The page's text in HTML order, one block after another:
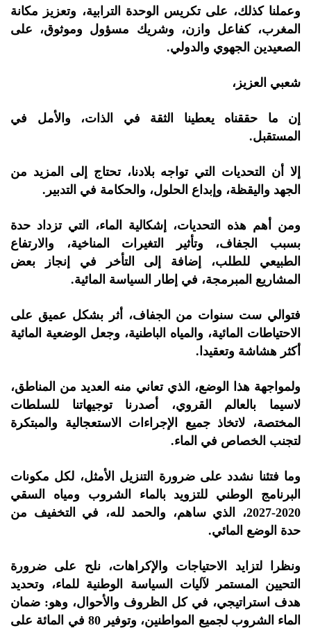
وعملنا كذلك، على تكريس الوحدة الترابية، وتعزيز مكانة
المغرب، كفاعل وازن، وشريك مسؤول وموثوق، على
الصعيدين الجهوي والدولي.
شعبي العزيز،
إن ما حققناه يعطينا الثقة في الذات، والأمل في
المستقبل.
إلا أن التحديات التي تواجه بلادنا، تحتاج إلى المزيد من
الجهد واليقظة، وإبداع الحلول، والحكامة في التدبير.
ومن أهم هذه التحديات، إشكالية الماء، التي تزداد حدة
بسبب الجفاف، وتأثير التغيرات المناخية، والارتفاع
الطبيعي للطلب، إضافة إلى التأخر في إنجاز بعض
المشاريع المبرمجة، في إطار السياسة المائية.
فتوالي ست سنوات من الجفاف، أثر بشكل عميق على
الاحتياطات المائية، والمياه الباطنية، وجعل الوضعية المائية
أكثر هشاشة وتعقيدا.
ولمواجهة هذا الوضع، الذي تعاني منه العديد من المناطق،
لاسيما بالعالم القروي، أصدرنا توجيهاتنا للسلطات
المختصة، لاتخاذ جميع الإجراءات الاستعجالية والمبتكرة
لتجنب الخصاص في الماء.
وما فتئنا نشدد على ضرورة التنزيل الأمثل، لكل مكونات
البرنامج الوطني للتزويد بالماء الشروب ومياه السقي
2020-2027، الذي ساهم، والحمد لله، في التخفيف من
حدة الوضع المائي.
ونظرا لتزايد الاحتياجات والإكراهات، نلح على ضرورة
التحيين المستمر لآليات السياسة الوطنية للماء، وتحديد
هدف استراتيجي، في كل الظروف والأحوال، وهو: ضمان
الماء الشروب لجميع المواطنين، وتوفير 80 في المائة على